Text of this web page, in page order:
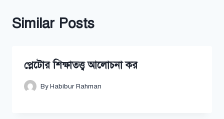
Similar Posts
প্লেটোর শিক্ষাতত্ত্ব আলোচনা কর
ByHabibur Rahman